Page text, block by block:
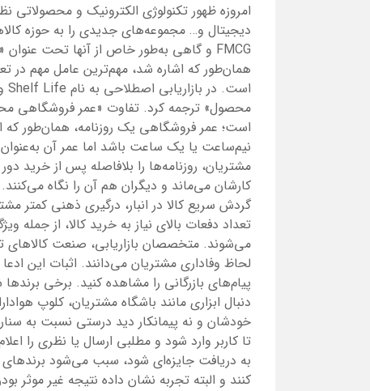
امروزه ظهور تکنولوژی الکترونیک و محصولاتی
دیجیتال و… مجموعه‌های جدیدی را به حوزه
FMCG و گاهی به‌طور خاص از آنها تحت عنوان
همان‌طور که اشاره شد، مهم‌ترین عامل مهم
است. در بازاریابی اصطلاحی به نام Shelf Life
محصول» ترجمه کرد. تفاوت «عمر
است؛ عمر فروشگاهی یک روزنامه، همان‌طور
نیم‌ساعت یا یک ساعت باشد اما عمر آن
مشتریان، روزنامه‌ها را بلافاصله پس از خرید
کارشان می‌ماند و دیگران هم آن را نگاه
گردش سریع کالا در انبار، درگیری ذهنی کمتر
تعداد دفعات بالای نیاز به خرید کالا، از
می‌شوند. متخصصان بازاریابی، صنعت
لحاظ وفاداری مشتریان می‌دانند. اثبات این
پیام‌های بازرگانی را مشاهده کنید. برخی
دنبال ابزاری مانند باشگاه مشتریان، کلوپ
خودشان و نه پیمانکار دید درستی نسبت به
تا کاربر وارد شود و مطلبی ارسال یا نظری را
به دریافت جایزه‌ای شود، سبب می‌شود
کنند و البته تجربه نشان داده نتیجه غیر موثر